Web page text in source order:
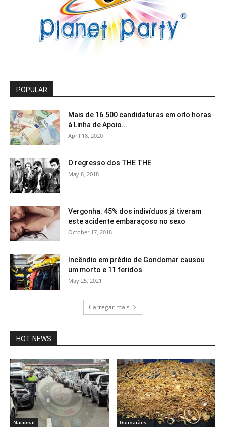
POPULAR
Mais de 16.500 candidaturas em oito horas
à Linha de Apoio...
April 18, 2020
O regresso dos THE THE
May 8, 2018
Vergonha: 45% dos indivíduos já tiveram
este acidente embaraçoso no sexo
October 17, 2018
Incêndio em prédio de Gondomar causou
um morto e 11 feridos
May 25, 2021
Carregar mais
HOT NEWS
Nacional Guimarães